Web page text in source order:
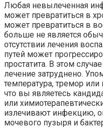
Любая невылеченная
может превратиться в
может превратиться в
больше не является
отсутствии лечения
путей может
простатита. В этом
лечение затруднено.
температура, тремор
что вы являетесь
или
излечивают инфекцию,
мочевого пузыря и